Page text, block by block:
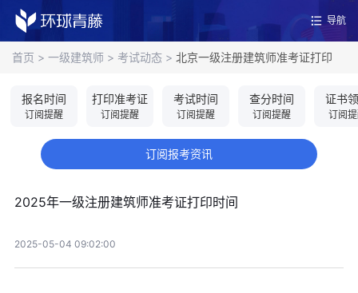
导航
首页 > 一级建筑师 > 考试动态 > 北京一级注册建筑师准考证打印
报名时间
订阅提醒
打印准考证
订阅提醒
考试时间
订阅提醒
查分时间
订阅提醒
证书
订阅
订阅报考资讯
2025年一级注册建筑师准考证打印时间
2025-05-04 09:02:00